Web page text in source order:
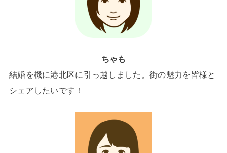
ちゃも
結婚を機に港北区に引っ越しました。街の魅力を皆様と
シェアしたいです！